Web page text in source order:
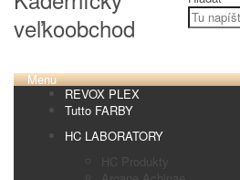
veľkoobchod
Menu
REVOX PLEX
Tutto FARBY
HC LABORATORY
HC Produkty